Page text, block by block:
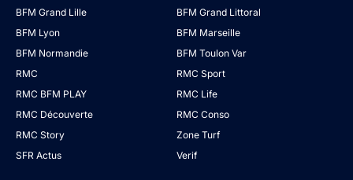
BFM Grand Lille
BFM Grand Littoral
BFM Lyon
BFM Marseille
BFM Normandie
BFM Toulon Var
RMC
RMC Sport
RMC BFM PLAY
RMC Life
RMC Découverte
RMC Conso
RMC Story
Zone Turf
SFR Actus
Verif